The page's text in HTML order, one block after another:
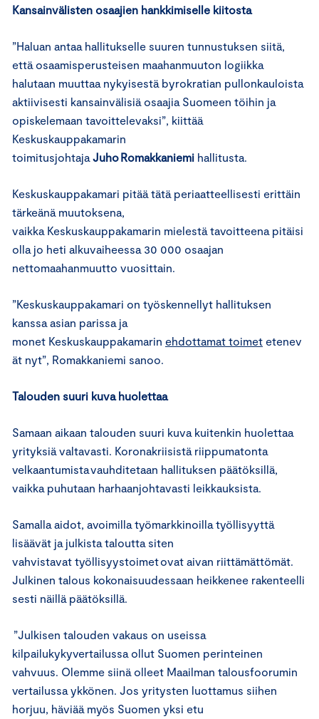
Kansainvälisten osaajien hankkimiselle kiitosta
”Haluan antaa hallitukselle suuren tunnustuksen siitä,
että osaamisperusteisen maahanmuuton logiikka
halutaan muuttaa nykyisestä byrokratian pullonkauloista
aktiivisesti kansainvälisiä osaajia Suomeen töihin ja
opiskelemaan tavoittelevaksi”, kiittää
Keskuskauppakamarin
toimitusjohtaja Juho Romakkaniemi hallitusta.
Keskuskauppakamari pitää tätä periaatteellisesti erittäin
tärkeänä muutoksena,
vaikka Keskuskauppakamarin mielestä tavoitteena pitäisi
olla jo heti alkuvaiheessa 30 000 osaajan
nettomaahanmuutto vuosittain.
”Keskuskauppakamari on työskennellyt hallituksen
kanssa asian parissa ja
monet Keskuskauppakamarin ehdottamat toimet etenev
ät nyt”, Romakkaniemi sanoo.
Talouden suuri kuva huolettaa
Samaan aikaan talouden suuri kuva kuitenkin huolettaa
yrityksiä valtavasti. Koronakriisistä riippumatonta
velkaantumista vauhditetaan hallituksen päätöksillä,
vaikka puhutaan harhaanjohtavasti leikkauksista.
Samalla aidot, avoimilla työmarkkinoilla työllisyyttä
lisäävät ja julkista taloutta siten
vahvistavat työllisyystoimet ovat aivan riittämättömät.
Julkinen talous kokonaisuudessaan heikkenee rakenteelli
sesti näillä päätöksillä.
”Julkisen talouden vakaus on useissa
kilpailukykyvertailussa ollut Suomen perinteinen
vahvuus. Olemme siinä olleet Maailman talousfoorumin
vertailussa ykkönen. Jos yritysten luottamus siihen
horjuu, häviää myös Suomen yksi etu